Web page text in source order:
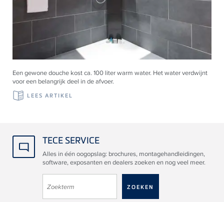
Een gewone douche kost ca. 100 liter warm water. Het water verdwijnt
voor een belangrijk deel in de afvoer.
LEES ARTIKEL
TECE SERVICE
Alles in één oogopslag: brochures, montagehandleidingen,
software, exposanten en dealers zoeken en nog veel meer.